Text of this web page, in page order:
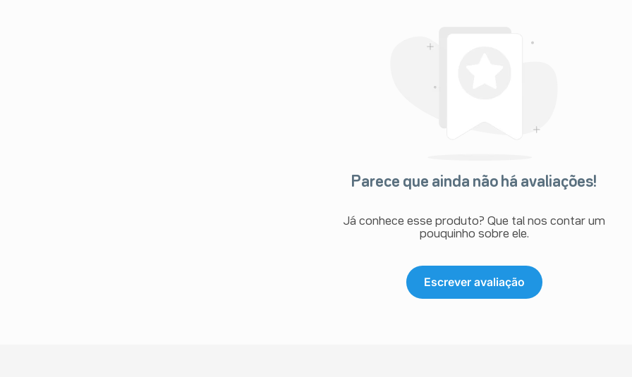
Parece que ainda não há avaliações!
Já conhece esse produto? Que tal nos contar um
pouquinho sobre ele.
Escrever avaliação